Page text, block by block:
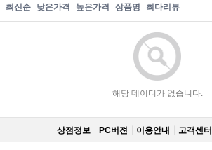
최신순 낮은가격 높은가격 상품명 최다리뷰
해당 데이터가 없습니다.
상점정보 PC버젼 이용안내 고객센터